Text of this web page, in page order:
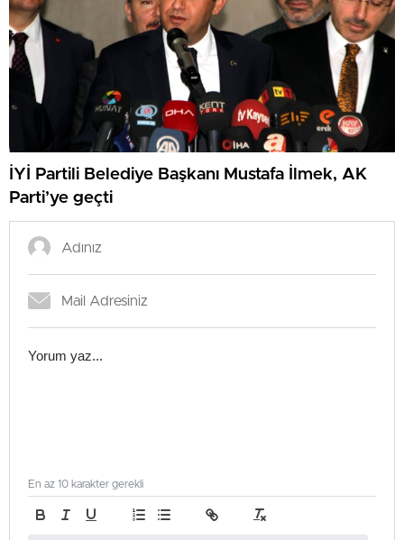
İYİ Partili Belediye Başkanı Mustafa İlmek, AK
Parti’ye geçti
En az 10 karakter gerekli